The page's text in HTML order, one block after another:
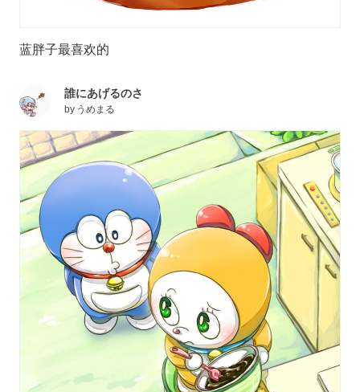
蓝胖子最喜欢的
誰にあげるのさ
by うめまる